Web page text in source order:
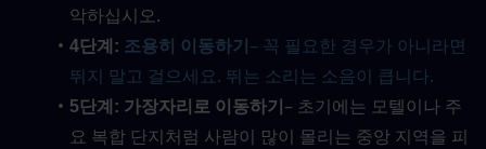
악하십시오.
4단계: 조용히 이동하기 – 꼭 필요한 경우가 아니라면
뛰지 말고 걸으세요. 뛰는 소리는 소음이 큽니다.
5단계: 가장자리로 이동하기 – 초기에는 모텔이나 주
요 복합 단지처럼 사람이 많이 몰리는 중앙 지역을 피